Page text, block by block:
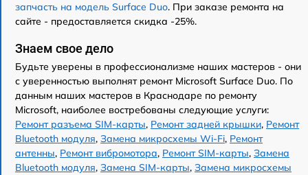
запчасть на модель Surface Duo. При заказе ремонта на
сайте - предоставляется скидка -25%.
Знаем свое дело
Будьте уверены в профессионализме наших мастеров - они
с уверенностью выполнят ремонт Microsoft Surface Duo. По
данным наших мастеров в Краснодаре по ремонту
Microsoft, наиболее востребованы следующие услуги:
Ремонт разъема SIM-карты, Ремонт задней крышки, Ремонт
Bluetooth модуля, Замена микросхемы Wi-Fi, Ремонт
антенны, Ремонт вибромотора, Ремонт SIM-карты, Замена
Bluetooth модуля, Замена SIM-карты, Замена микросхемы